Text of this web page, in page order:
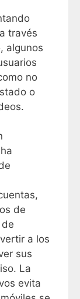
través
algunos
no
o
de
a los
sus
La
evita